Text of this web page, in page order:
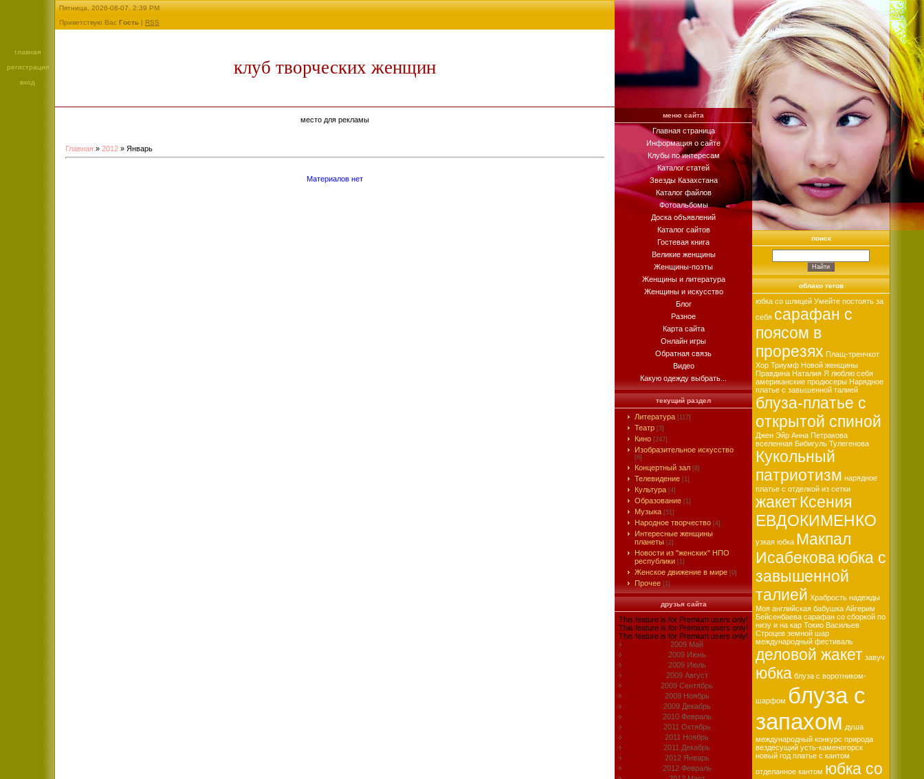
главная
регистрация
вход
Пятница, 2026-08-07, 2:39 PM
Приветствую Вас Гость | RSS
клуб творческих женщин
место для рекламы
Главная » 2012 » Январь
Материалов нет
меню сайта
Главная страница
Информация о сайте
Клубы по интересам
Каталог статей
Звезды Казахстана
Каталог файлов
Фотоальбомы
Доска объявлений
Каталог сайтов
Гостевая книга
Великие женщины
Женщины-поэты
Женщины и литература
Женщины и искусство
Блог
Разное
Карта сайта
Онлайн игры
Обратная связь
Видео
Какую одежду выбрать...
текущий раздел
Литература [117]
Театр [3]
Кино [247]
Изобразительное искусство
[8]
Концертный зал [8]
Телевидение [1]
Культура [4]
Образование [1]
Музыка [51]
Народное творчество [4]
Интересные женщины
планеты [2]
Новости из "женских" НПО
республики [1]
Женское движение в мире [0]
Прочее [1]
друзья сайта
This feature is for Premium users only!
This feature is for Premium users only!
This feature is for Premium users only!
2009 Май
2009 Июнь
2009 Июль
2009 Август
2009 Сентябрь
2009 Ноябрь
2009 Декабрь
2010 Февраль
2011 Октябрь
2011 Ноябрь
2011 Декабрь
2012 Январь
2012 Февраль
поиск
облако тегов
юбка со шлицей Умейте постоять за
себя сарафан с
поясом в
прорезях Плащ-тренчкот
Хор Триумф Новой женщины
Правдина Наталия Я люблю себя
американские продюсеры Нарядное
платье с завышенной талией
блуза-платье с
открытой спиной
Джен Эйр Анна Петракова
вселенная Бибигуль Тулегенова
Кукольный
патриотизм нарядное
платье с отделкой из сетки
жакетКсения
ЕВДОКИМЕНКО
узкая юбка Макпал
Исабековаюбка с
завышенной
талией Храбрость надежды
Моя английская бабушка Айгерим
Бейсенбаева сарафан со сборкой по
низу и на кар Токио Васильев
Строцев земной шар
международный фестиваль
деловой жакет завуч
юбка блуза с воротником-
шарфом блуза с
запахом душа
международный конкурс природа
вездесущий усть-каменогорск
новый год платье с кантом
отделанное кантом юбка со